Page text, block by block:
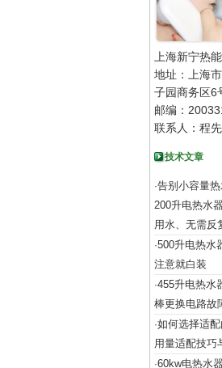
上海新宁热
地址：上海
子园商务区6
邮编：
联系人：程
技术文章
·告别小容量
200升电热水
用水、无需反
·500升电热水
注意就白装
·455升电热水
棒更换电路故
·如何选择适
用量适配技巧
·60kw电热水